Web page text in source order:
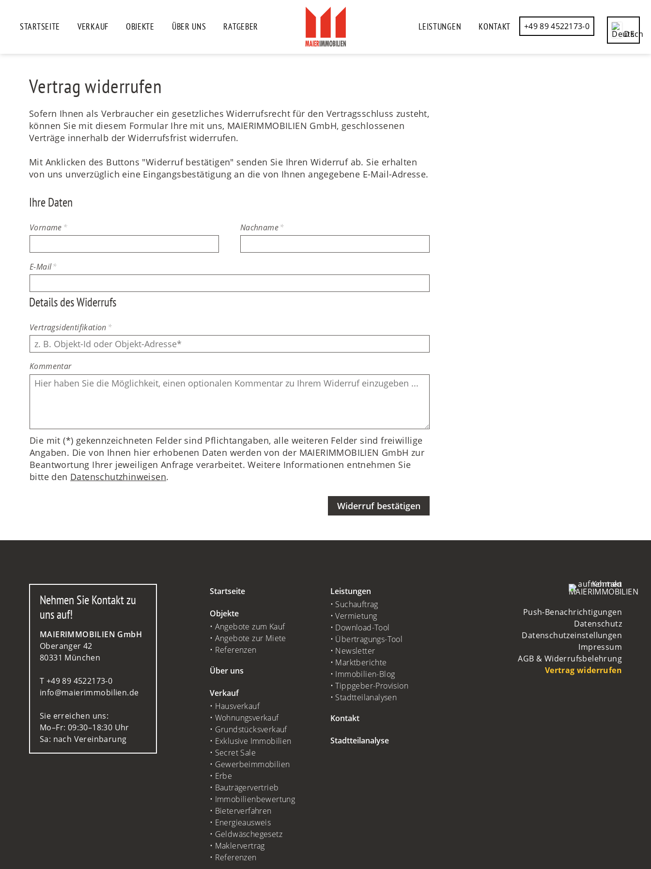
DE
STARTSEITE VERKAUF OBJEKTE ÜBER UNS RATGEBER LEISTUNGEN KONTAKT +49 89 4522173-0
Vertrag widerrufen
Sofern Ihnen als Verbraucher ein gesetzliches Widerrufsrecht für den Vertragsschluss zusteht,
können Sie mit diesem Formular Ihre mit uns, MAIERIMMOBILIEN GmbH, geschlossenen
Verträge innerhalb der Widerrufsfrist widerrufen.
Mit Anklicken des Buttons "Widerruf bestätigen" senden Sie Ihren Widerruf ab. Sie erhalten
von uns unverzüglich eine Eingangsbestätigung an die von Ihnen angegebene E-Mail-Adresse.
Ihre Daten
Vorname * Nachname*
E-Mail*
Details des Widerrufs
Vertragsidentifikation *
Kommentar
Die mit (*) gekennzeichneten Felder sind Pflichtangaben, alle weiteren Felder sind freiwillige
Angaben. Die von Ihnen hier erhobenen Daten werden von der MAIERIMMOBILIEN GmbH zur
Beantwortung Ihrer jeweiligen Anfrage verarbeitet. Weitere Informationen entnehmen Sie
bitte den Datenschutzhinweisen.
Widerruf bestätigen
Nehmen Sie Kontakt zu
uns auf!
MAIERIMMOBILIEN GmbH
Oberanger 42
80331 München
T +49 89 4522173-0
nf
m r mm b l n d
Sie erreichen uns:
Mo–Fr: 09:30–18:30 Uhr
Sa: nach Vereinbarung
Startseite
Objekte
Angebote zum Kauf
Angebote zur Miete
Referenzen
Über uns
Verkauf
Hausverkauf
Wohnungsverkauf
Grundstücksverkauf
Exklusive Immobilien
Secret Sale
Gewerbeimmobilien
Erbe
Bauträgervertrieb
Immobilienbewertung
Bieterverfahren
Energieausweis
Geldwäschegesetz
Maklervertrag
Referenzen
Leistungen
Suchauftrag
Vermietung
Download-Tool
Übertragungs-Tool
Newsletter
Marktberichte
Immobilien-Blog
Tippgeber-Provision
Stadtteilanalysen
Kontakt
Stadtteilanalyse
Push-Benachrichtigungen
Datenschutz
Datenschutzeinstellungen
Impressum
AGB & Widerrufsbelehrung
Vertrag widerrufen